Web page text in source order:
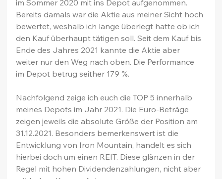
im Sommer 2020 mit ins Depot aufgenommen.
Bereits damals war die Aktie aus meiner Sicht hoch
bewertet, weshalb ich lange überlegt hatte ob ich
den Kauf überhaupt tätigen soll. Seit dem Kauf bis
Ende des Jahres 2021 kannte die Aktie aber
weiter nur den Weg nach oben. Die Performance
im Depot betrug seither 179 %.
Nachfolgend zeige ich euch die TOP 5 innerhalb
meines Depots im Jahr 2021. Die Euro-Beträge
zeigen jeweils die absolute Größe der Position am
31.12.2021. Besonders bemerkenswert ist die
Entwicklung von Iron Mountain, handelt es sich
hierbei doch um einen REIT. Diese glänzen in der
Regel mit hohen Dividendenzahlungen, nicht aber